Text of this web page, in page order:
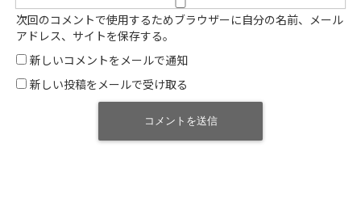
次回のコメントで使用するためブラウザーに自分の名前、メール
アドレス、サイトを保存する。
新しいコメントをメールで通知
新しい投稿をメールで受け取る